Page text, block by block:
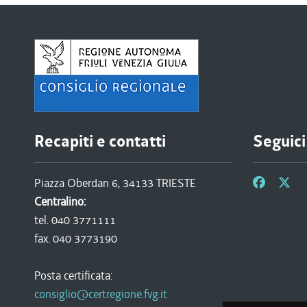
Recapiti e contatti
Piazza Oberdan 6, 34133 TRIESTE
Centralino:
tel. 040 3771111
fax. 040 3773190
Posta certificata:
consiglio@certregione.fvg.it